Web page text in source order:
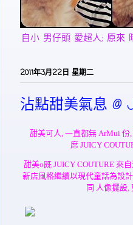
自小 男仔頭 愛超人; 原來
2011年3月22日 星期二
沾點甜美氣息 @
甜美可人, 一直都無 ArMui
席 JUICY
甜美o既 JUICY COUTURE 來
新店風格繼續以現代童話為設
同 人像擺設,